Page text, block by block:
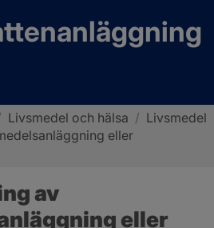
Livsmedel och hälsa / Livsmedel
eller
av
eller